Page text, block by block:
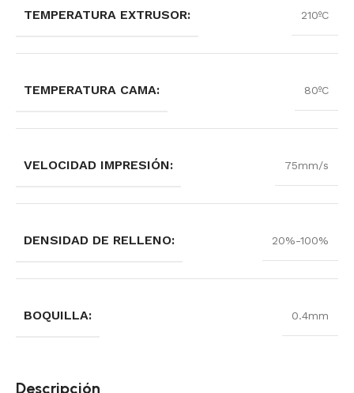
TEMPERATURA EXTRUSOR: 210ºC
TEMPERATURA CAMA: 80ºC
VELOCIDAD IMPRESIÓN: 75mm/s
DENSIDAD DE RELLENO: 20%-100%
BOQUILLA: 0.4mm
Descripción